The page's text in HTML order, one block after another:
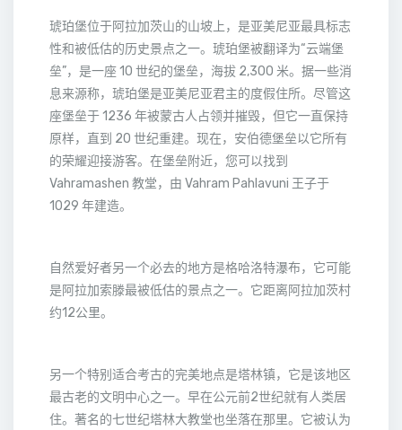
琥珀堡位于阿拉加茨山的山坡上，是亚美尼亚最具标志
性和被低估的历史景点之一。琥珀堡被翻译为“云端堡
垒”，是一座 10 世纪的堡垒，海拔 2,300 米。据一些消
息来源称，琥珀堡是亚美尼亚君主的度假住所。尽管这
座堡垒于 1236 年被蒙古人占领并摧毁，但它一直保持
原样，直到 20 世纪重建。现在，安伯德堡垒以它所有
的荣耀迎接游客。在堡垒附近，您可以找到
Vahramashen 教堂，由 Vahram Pahlavuni 王子于
1029 年建造。
自然爱好者另一个必去的地方是格哈洛特瀑布，它可能
是阿拉加索滕最被低估的景点之一。它距离阿拉加茨村
约12公里。
另一个特别适合考古的完美地点是塔林镇，它是该地区
最古老的文明中心之一。早在公元前2世纪就有人类居
住。著名的七世纪塔林大教堂也坐落在那里。它被认为